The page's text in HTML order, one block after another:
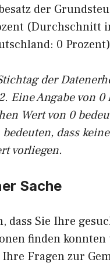
der
(Durchschnitt
0 Prozent)
der
Eine Angabe von
Wert von 0
dass
vorliegen.
Sache
dass Sie Ihre
finden konnten
Fragen zur